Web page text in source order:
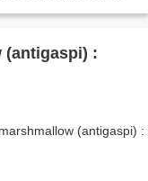
(antigaspi) :